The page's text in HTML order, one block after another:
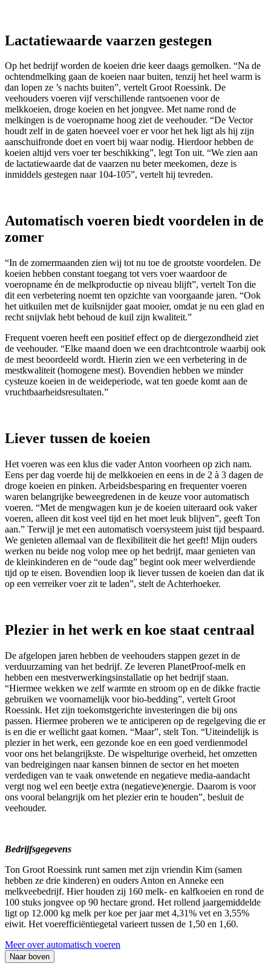
Lactatiewaarde vaarzen gestegen
Op het bedrijf worden de koeien drie keer daags gemolken. “Na de
ochtendmelking gaan de koeien naar buiten, tenzij het heel warm is
dan lopen ze ’s nachts buiten”, vertelt Groot Roessink. De
veehouders voeren vijf verschillende rantsoenen voor de
melkkoeien, droge koeien en het jongvee. Met name rond de
melkingen is de voeropname hoog ziet de veehouder. “De Vector
houdt zelf in de gaten hoeveel voer er voor het hek ligt als hij zijn
aanschuifronde doet en voert bij waar nodig. Hierdoor hebben de
koeien altijd vers voer ter beschikking”, legt Ton uit. “We zien aan
de lactatiewaarde dat de vaarzen nu beter meekomen, deze is
inmiddels gestegen naar 104-105”, vertelt hij tevreden.
Automatisch voeren biedt voordelen in de
zomer
“In de zomermaanden zien wij tot nu toe de grootste voordelen. De
koeien hebben constant toegang tot vers voer waardoor de
voeropname én de melkproductie op niveau blijft”, vertelt Ton die
dit een verbetering noemt ten opzichte van voorgaande jaren. “Ook
het uitkuilen met de kuilsnijder gaat mooier, omdat je nu een glad en
recht snijvlak hebt behoud de kuil zijn kwaliteit.”
Frequent voeren heeft een positief effect op de diergezondheid ziet
de veehouder. “Elke maand doen we een drachtcontrole waarbij ook
de mest beoordeeld wordt. Hierin zien we een verbetering in de
mestkwaliteit (homogene mest). Bovendien hebben we minder
cysteuze koeien in de weideperiode, wat ten goede komt aan de
vruchtbaarheidsresultaten.”
Liever tussen de koeien
Het voeren was een klus die vader Anton voorheen op zich nam.
Eens per dag voerde hij de melkkoeien en eens in de 2 à 3 dagen de
droge koeien en pinken. Arbeidsbesparing en frequenter voeren
waren belangrijke beweegredenen in de keuze voor automatisch
voeren. “Met de mengwagen kun je de koeien uiteraard ook vaker
voeren, alleen dit kost veel tijd en het moet leuk blijven”, geeft Ton
aan.” Terwijl je met een automatisch voersysteem juist tijd bespaard.
We genieten allemaal van de flexibiliteit die het geeft! Mijn ouders
werken nu beide nog volop mee op het bedrijf, maar genieten van
de kleinkinderen en de “oude dag” begint ook meer welverdiende
tijd op te eisen. Bovendien loop ik liever tussen de koeien dan dat ik
op een verreiker voer zit te laden”, stelt de Achterhoeker.
Plezier in het werk en koe staat centraal
De afgelopen jaren hebben de veehouders stappen gezet in de
verduurzaming van het bedrijf. Ze leveren PlanetProof-melk en
hebben een mestverwerkingsinstallatie op het bedrijf staan.
“Hiermee wekken we zelf warmte en stroom op en de dikke fractie
gebruiken we voornamelijk voor bio-bedding”, vertelt Groot
Roessink. Het zijn toekomstgerichte investeringen die bij ons
passen. Hiermee proberen we te anticiperen op de regelgeving die er
is en die er wellicht gaat komen. “Maar”, stelt Ton. “Uiteindelijk is
plezier in het werk, een gezonde koe en een goed verdienmodel
voor ons het belangrijkste. De wispelturige overheid, het omzetten
van bedreigingen naar kansen binnen de sector en het moeten
verdedigen van te vaak onwetende en negatieve media-aandacht
vergt nog wel een beetje extra (negatieve)energie. Daarom is voor
ons vooral belangrijk om het plezier erin te houden”, besluit de
veehouder.
Bedrijfsgegevens
Ton Groot Roessink runt samen met zijn vriendin Kim (samen
hebben ze drie kinderen) en ouders Anton en Anneke een
melkveebedrijf. Hier houden zij 160 melk- en kalfkoeien en rond de
100 stuks jongvee op 90 hectare grond. Het rollend jaargemiddelde
ligt op 12.000 kg melk per koe per jaar met 4,31% vet en 3,55%
eiwit. Het voerefficiëntiegetal varieert tussen de 1,50 en 1,60.
Meer over automatisch voeren
Naar boven